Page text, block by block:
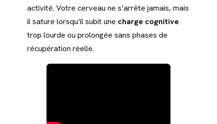
activité. Votre cerveau ne s’arrête jamais, mais
il sature lorsqu’il subit une charge cognitive
trop lourde ou prolongée sans phases de
récupération réelle.